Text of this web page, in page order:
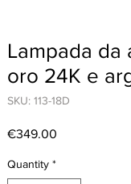
Lampada da
oro 24K e
SKU: 113-18D
€349.00
Quantity *